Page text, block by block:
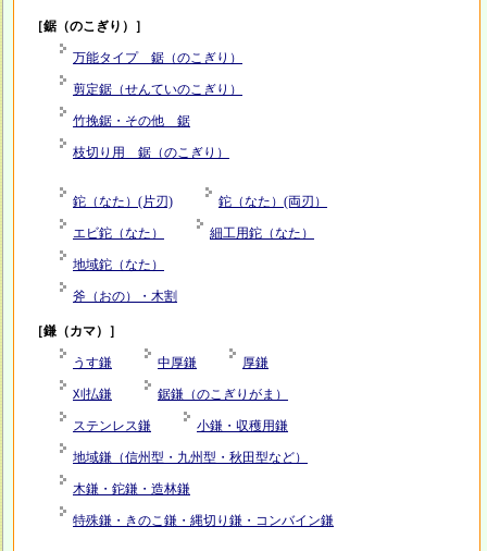
［鋸（のこぎり）］
万能タイプ 鋸（のこぎり）
剪定鋸（せんていのこぎり）
竹挽鋸・その他 鋸
枝切り用 鋸（のこぎり）
鉈（なた）(片刃) 鉈（なた）(両刃）
エビ鉈（なた） 細工用鉈（なた）
地域鉈（なた）
斧（おの）・木割
［鎌（カマ）］
うす鎌 中厚鎌 厚鎌
刈払鎌 鋸鎌（のこぎりがま）
ステンレス鎌 小鎌・収穫用鎌
地域鎌（信州型・九州型・秋田型など）
木鎌・鉈鎌・造林鎌
特殊鎌・きのこ鎌・縄切り鎌・コンバイン鎌